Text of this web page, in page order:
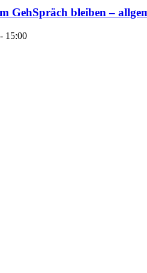
GehSpräch bleiben –
- 15:00